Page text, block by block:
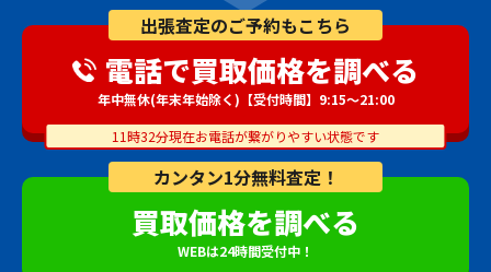
カンタン1分無料査定！
買取価格を調べる
WEBは24時間受付中！
出張査定のご予約もこちら
電話で買取価格を調べる
年中無休(年末年始除く)【受付時間】9:15～21:00
11時32分現在お電話が繋がりやすい状態です